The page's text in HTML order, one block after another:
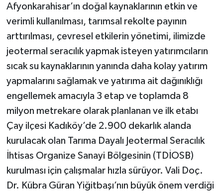
Afyonkarahisar’ın doğal kaynaklarının etkin ve
verimli kullanılması, tarımsal rekolte payının
arttırılması, çevresel etkilerin yönetimi, ilimizde
jeotermal seracılık yapmak isteyen yatırımcıların
sıcak su kaynaklarının yanında daha kolay yatırım
yapmalarını sağlamak ve yatırıma ait dağınıklığı
engellemek amacıyla 3 etap ve toplamda 8
milyon metrekare olarak planlanan ve ilk etabı
Çay ilçesi Kadıköy’de 2.900 dekarlık alanda
kurulacak olan Tarıma Dayalı Jeotermal Seracılık
İhtisas Organize Sanayi Bölgesinin (TDİOSB)
kurulması için çalışmalar hızla sürüyor. Vali Doç.
Dr. Kübra Güran Yiğitbaşı’nın büyük önem verdiği